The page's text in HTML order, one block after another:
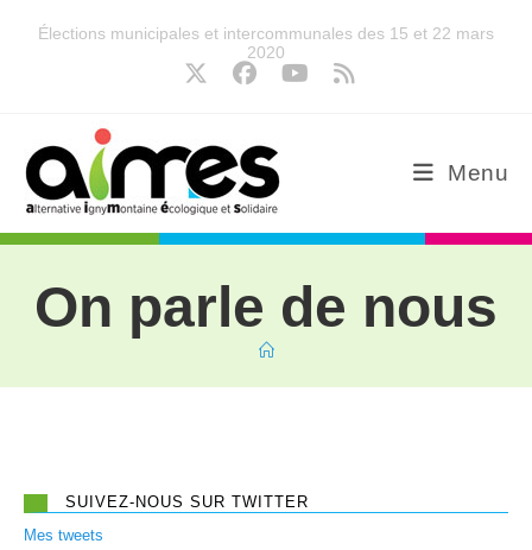
Élections municipales et intercommunales des 15 et 22 mars
2020
Menu
On parle de nous
SUIVEZ-NOUS SUR TWITTER
Mes tweets